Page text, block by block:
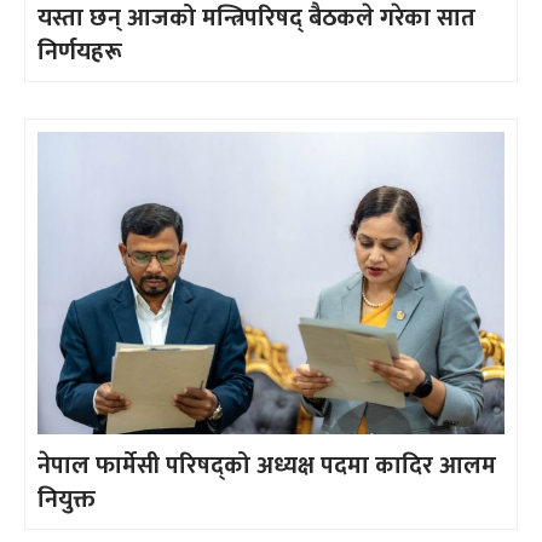
यस्ता छन् आजको मन्त्रिपरिषद् बैठकले गरेका सात
निर्णयहरू
नेपाल फार्मेसी परिषद्को अध्यक्ष पदमा कादिर आलम
नियुक्त